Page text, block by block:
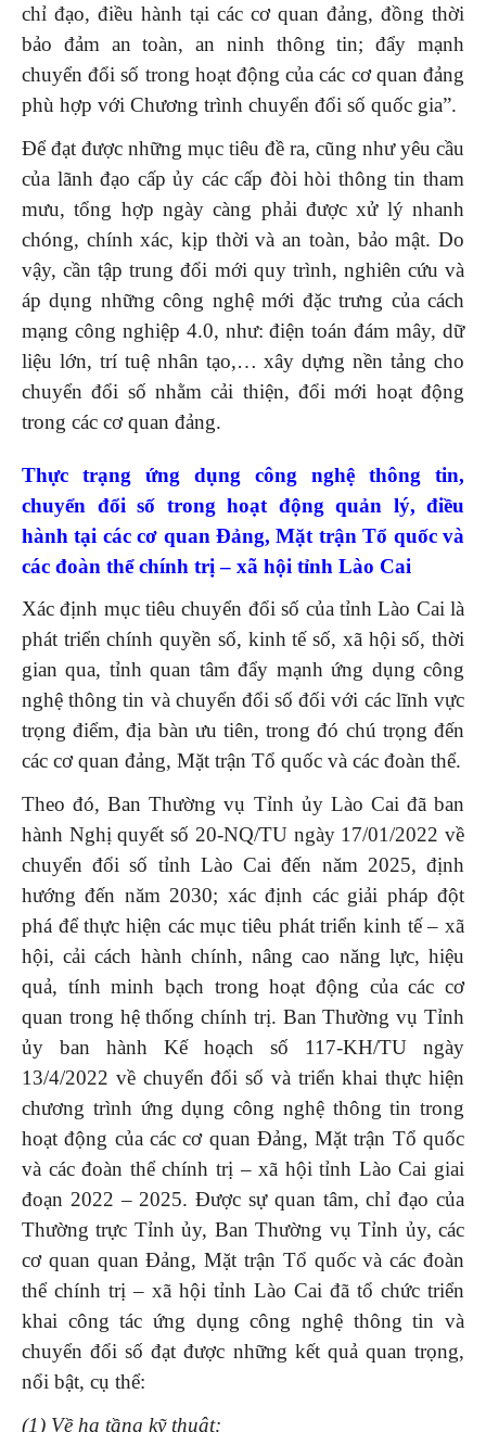
chỉ đạo, điều hành tại các cơ quan đảng, đồng thời
bảo đảm an toàn, an ninh thông tin; đẩy mạnh
chuyển đổi số trong hoạt động của các cơ quan đảng
phù hợp với Chương trình chuyển đổi số quốc gia”.
Để đạt được những mục tiêu đề ra, cũng như yêu cầu
của lãnh đạo cấp ủy các cấp đòi hòi thông tin tham
mưu, tổng hợp ngày càng phải được xử lý nhanh
chóng, chính xác, kịp thời và an toàn, bảo mật. Do
vậy, cần tập trung đổi mới quy trình, nghiên cứu và
áp dụng những công nghệ mới đặc trưng của cách
mạng công nghiệp 4.0, như: điện toán đám mây, dữ
liệu lớn, trí tuệ nhân tạo,… xây dựng nền tảng cho
chuyển đổi số nhằm cải thiện, đổi mới hoạt động
trong các cơ quan đảng.
Thực trạng ứng dụng công nghệ thông tin,
chuyển đổi số trong hoạt động quản lý, điều
hành tại các cơ quan Đảng, Mặt trận Tổ quốc và
các đoàn thể chính trị – xã hội tỉnh Lào Cai
Xác định mục tiêu chuyển đổi số của tỉnh Lào Cai là
phát triển chính quyền số, kinh tế số, xã hội số, thời
gian qua, tỉnh quan tâm đẩy mạnh ứng dụng công
nghệ thông tin và chuyển đổi số đối với các lĩnh vực
trọng điểm, địa bàn ưu tiên, trong đó chú trọng đến
các cơ quan đảng, Mặt trận Tổ quốc và các đoàn thể.
Theo đó, Ban Thường vụ Tỉnh ủy Lào Cai đã ban
hành Nghị quyết số 20-NQ/TU ngày 17/01/2022 về
chuyển đổi số tỉnh Lào Cai đến năm 2025, định
hướng đến năm 2030; xác định các giải pháp đột
phá để thực hiện các mục tiêu phát triển kinh tế – xã
hội, cải cách hành chính, nâng cao năng lực, hiệu
quả, tính minh bạch trong hoạt động của các cơ
quan trong hệ thống chính trị. Ban Thường vụ Tỉnh
ủy ban hành Kế hoạch số 117-KH/TU ngày
13/4/2022 về chuyển đổi số và triển khai thực hiện
chương trình ứng dụng công nghệ thông tin trong
hoạt động của các cơ quan Đảng, Mặt trận Tổ quốc
và các đoàn thể chính trị – xã hội tỉnh Lào Cai giai
đoạn 2022 – 2025. Được sự quan tâm, chỉ đạo của
Thường trực Tỉnh ủy, Ban Thường vụ Tỉnh ủy, các
cơ quan quan Đảng, Mặt trận Tổ quốc và các đoàn
thể chính trị – xã hội tỉnh Lào Cai đã tổ chức triển
khai công tác ứng dụng công nghệ thông tin và
chuyển đổi số đạt được những kết quả quan trọng,
nổi bật, cụ thể:
(1) Về hạ tầng kỹ thuật: